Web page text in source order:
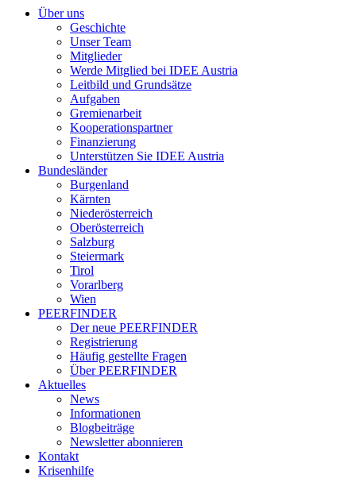
Über uns
Geschichte
Unser Team
Mitglieder
Werde Mitglied bei IDEE Austria
Leitbild und Grundsätze
Aufgaben
Gremienarbeit
Kooperationspartner
Finanzierung
Unterstützen Sie IDEE Austria
Bundesländer
Burgenland
Kärnten
Niederösterreich
Oberösterreich
Salzburg
Steiermark
Tirol
Vorarlberg
Wien
PEERFINDER
Der neue PEERFINDER
Registrierung
Häufig gestellte Fragen
Über PEERFINDER
Aktuelles
News
Informationen
Blogbeiträge
Newsletter abonnieren
Kontakt
Krisenhilfe